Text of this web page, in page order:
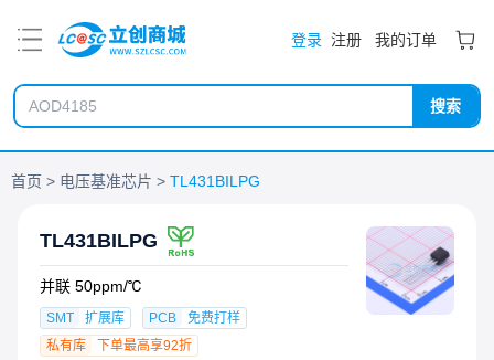
登录 注册 我的订单
搜索
首页 电压基准芯片 TL431BILPG
TL431BILPG
并联 50ppm/℃
SMT 扩展库 PCB
免费打样
私有库
下单最高享92折